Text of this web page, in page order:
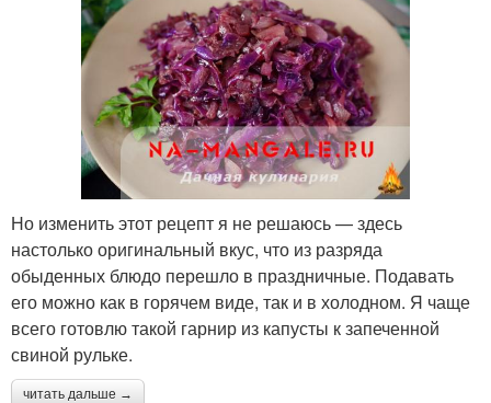
Но изменить этот рецепт я не решаюсь — здесь
настолько оригинальный вкус, что из разряда
обыденных блюдо перешло в праздничные. Подавать
его можно как в горячем виде, так и в холодном. Я чаще
всего готовлю такой гарнир из капусты к запеченной
свиной рульке.
читать дальше →